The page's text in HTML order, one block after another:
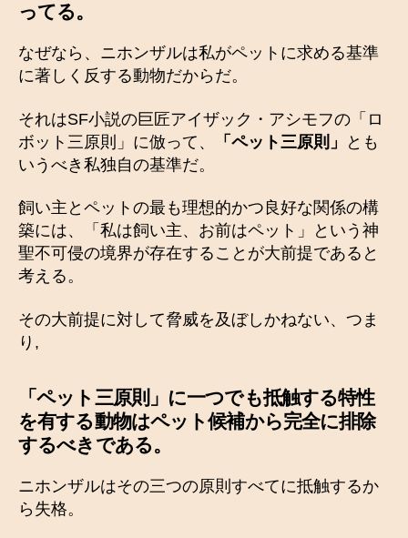
ってる。
なぜなら、ニホンザルは私がペットに求める基準
に著しく反する動物だからだ。
それはSF小説の巨匠アイザック・アシモフの「ロ
ボット三原則」に倣って、
「ペット三原則」
とも
いうべき私独自の基準だ。
飼い主とペットの最も理想的かつ良好な関係の構
築には、「私は飼い主、お前はペット」という神
聖不可侵の境界が存在することが大前提であると
考える。
その大前提に対して脅威を及ぼしかねない、つま
り,
「ペット三原則」に一つでも抵触する特性
を有する動物はペット候補から完全に排除
するべきである。
ニホンザルはその三つの原則すべてに抵触するか
ら失格。